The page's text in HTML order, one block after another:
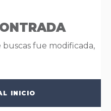
buscas fue modificada,
INICIO